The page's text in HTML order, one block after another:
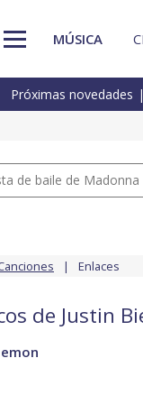
MÚSICA
Próximas novedades
de baile de Madonna
Enlaces
de Justin